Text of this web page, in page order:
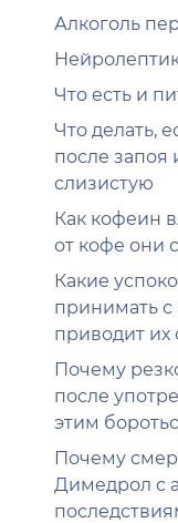
Алкоголь
Что есть и
Что делать,
после запоя
слизистую
Как кофеин
от кофе они
Какие
принимать с
приводит
Почему
после
этим
Почему
Димедрол с